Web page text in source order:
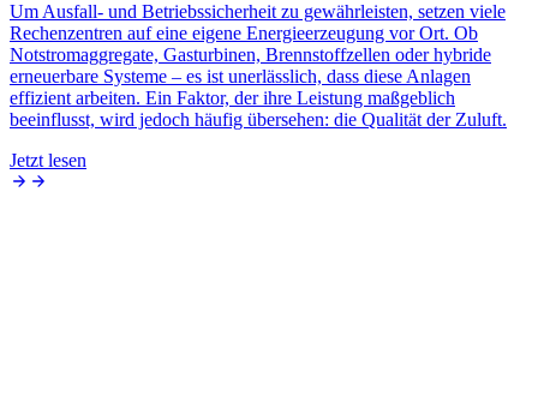
Um Ausfall- und Betriebssicherheit zu gewährleisten, setzen viele
Rechenzentren auf eine eigene Energieerzeugung vor Ort. Ob
Notstromaggregate, Gasturbinen, Brennstoffzellen oder hybride
erneuerbare Systeme – es ist unerlässlich, dass diese Anlagen
effizient arbeiten. Ein Faktor, der ihre Leistung maßgeblich
beeinflusst, wird jedoch häufig übersehen: die Qualität der Zuluft.
Jetzt lesen